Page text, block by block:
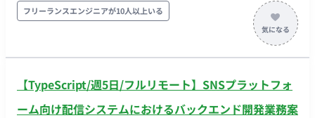
ラウドプロバイダーを活用した、スケーラブルで高可用性、繁
忙期の需要に応需（事業に影響を与えない）できる、インフラ
のアーキテクチャ設計。 - 小売業界のニーズ（店舗POS、eコマ
ースプラットフォーム、在庫管理システムなど）に合わせたIT
Reliability Engineering (SRE) の文化を組織に浸透させ、SREチ
ームを新規に立ち上げ、育成する。 - システムの信頼性、パフ
フリーランスエンジニアが10人以上いる
【TypeScript/週5日/フルリモート】SNSプラットフォ
ーム向け配信システムにおけるバックエンド開発業務案